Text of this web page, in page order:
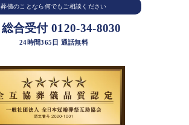
葬儀のことなら何でもご相談ください
総合受付 0120-34-8030
24時間365日 通話無料